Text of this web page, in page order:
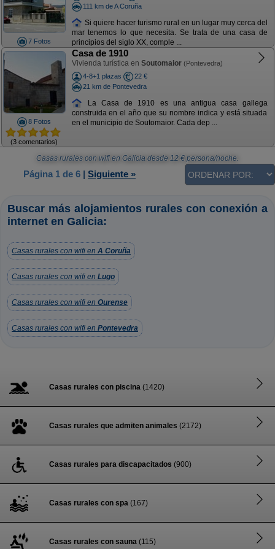
7 Fotos
111 km de A Coruña
Si quiere hacer turismo rural en un lugar muy cerca del
mar tenemos lo que necesita. Se trata de una casa de
principios del siglo XX, comple ...
8 Fotos
(3 comentarios)
Casa de 1910
Vivienda turística en Soutomaior (Pontevedra)
4-8+1 plazas
22 €
21 km de Pontevedra
La Casa de 1910 es una antigua casa gallega
construida en el año que su nombre indica y está situada
en el municipio de Soutomaior. Cada dep ...
Casas rurales con wifi en Galicia desde 12 € persona/noche.
Página 1 de 6 | Siguiente »
Buscar más alojamientos rurales con conexión a
internet en Galicia:
Casas rurales con wifi en A Coruña
Casas rurales con wifi en Lugo
Casas rurales con wifi en Ourense
Casas rurales con wifi en Pontevedra
Casas rurales con piscina (1420)
Casas rurales que admiten animales (2172)
Casas rurales para discapacitados (900)
Casas rurales con spa (167)
Casas rurales con sauna (115)